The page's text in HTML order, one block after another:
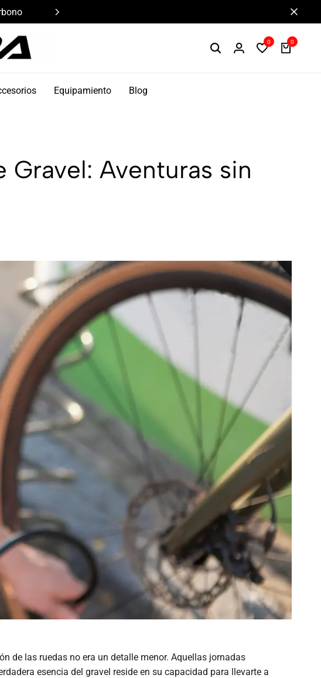
Componentes de alto rendimiento y bikepacking
0 0
Equipamiento Blog
Gravel: Aventuras sin
de las ruedas no era un detalle menor. Aquellas jornadas
esencia del gravel reside en su capacidad para llevarte a